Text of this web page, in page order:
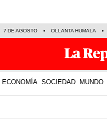
7 DE AGOSTO OLLANTA HUMALA
ECONOMÍA SOCIEDAD MUNDO